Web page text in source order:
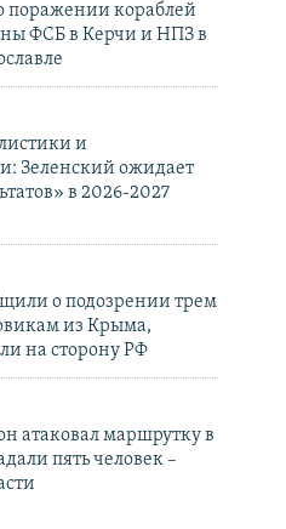
поражении кораблей
ФСБ в Керчи и НПЗ в
и
Зеленский ожидает
в 2026-2027
о подозрении трем
из Крыма,
на сторону РФ
атаковал маршрутку в
пять человек –